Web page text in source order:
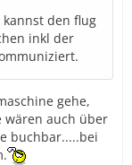
den flug
inkl der
gehe,
wären auch über
buchbar.....bei